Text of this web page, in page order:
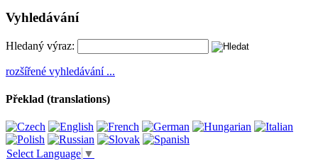
Vyhledávání
Hledaný výraz:
rozšířené vyhledávání ...
Překlad (translations)
Select Language ▼